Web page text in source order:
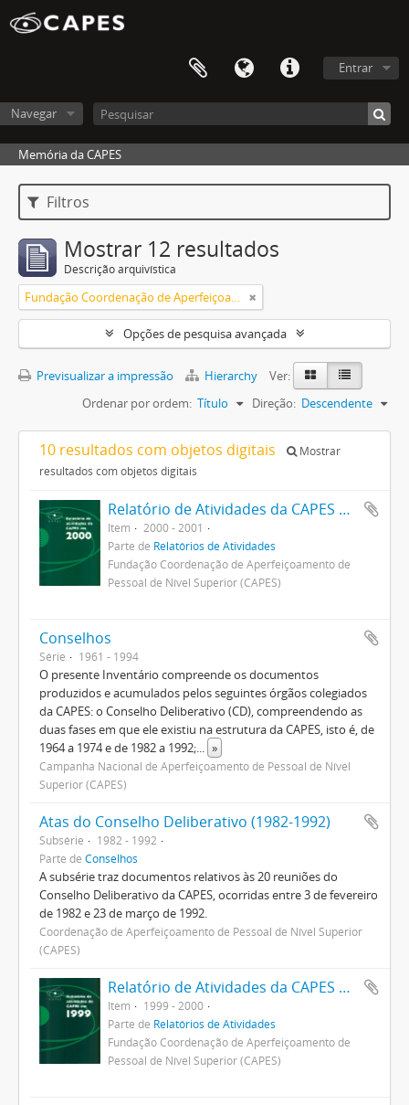
Entrar
Navegar
Memória da CAPES
Filtros
Mostrar 12 resultados
Descrição arquivística
Fundação Coordenação de Aperfeiçoamento de Pessoal de Nível Superior (CAPES)
Opções de pesquisa avançada
Previsualizar a impressão Hierarchy
Ver:
Ordenar por ordem: Título Direção: Descendente
10 resultados com objetos digitais
Mostrar
resultados com objetos digitais
Relatório de Atividades da CAPES 2000
Item
2000 - 2001
Parte de Relatórios de Atividades
Fundação Coordenação de Aperfeiçoamento de
Pessoal de Nível Superior (CAPES)
Conselhos
Série 1961 - 1994
O presente Inventário compreende os documentos
produzidos e acumulados pelos seguintes órgãos colegiados
da CAPES: o Conselho Deliberativo (CD), compreendendo as
duas fases em que ele existiu na estrutura da CAPES, isto é, de
1964 a 1974 e de 1982 a 1992;... »
Campanha Nacional de Aperfeiçoamento de Pessoal de Nível
Superior (CAPES)
Atas do Conselho Deliberativo (1982-1992)
Subsérie
1982 - 1992
Parte de Conselhos
A subsérie traz documentos relativos às 20 reuniões do
Conselho Deliberativo da CAPES, ocorridas entre 3 de fevereiro
de 1982 e 23 de março de 1992.
Coordenação de Aperfeiçoamento de Pessoal de Nível Superior
(CAPES)
Relatório de Atividades da CAPES 1999
Item
1999 - 2000
Parte de Relatórios de Atividades
Fundação Coordenação de Aperfeiçoamento de
Pessoal de Nível Superior (CAPES)